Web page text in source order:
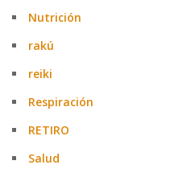
Nutrición
rakú
reiki
Respiración
RETIRO
Salud